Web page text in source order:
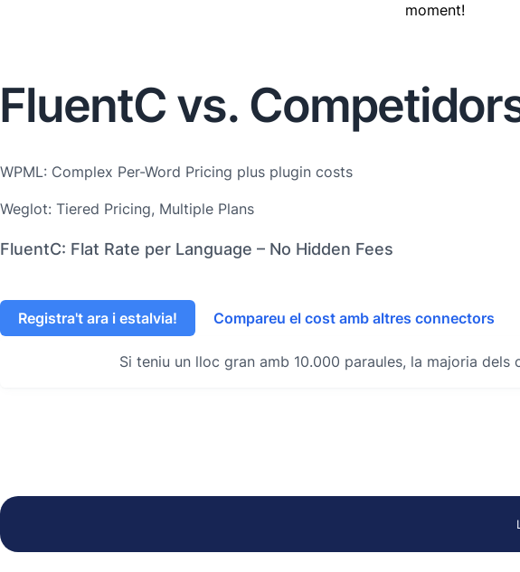
moment!
FluentC vs.
WPML: Complex Per-Word Pricing plus plugin costs
Weglot: Tiered Pricing, Multiple Plans
FluentC: Flat Rate per Language – No Hidden Fees
Registra't ara i estalvia! Compareu el cost amb altres connectors
Si teniu un lloc gran amb 10.000 paraules, la majoria